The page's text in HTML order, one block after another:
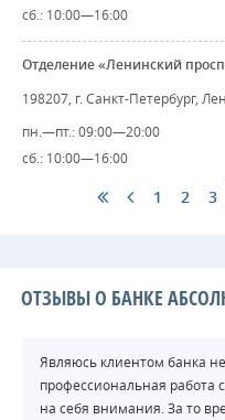
сб.: 10:00—16:00
Отделение «Ленинский
198207, г. Санкт-Петербург,
пн.—пт.: 09:00—20:00
сб.: 10:00—16:00
1 2 3
ОТЗЫВЫ О БАНКЕ
Являюсь клиентом банка
профессиональная работа
на себя внимания. За то